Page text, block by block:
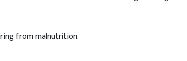
from malnutrition.